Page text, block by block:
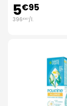
5€95
396€67/l.